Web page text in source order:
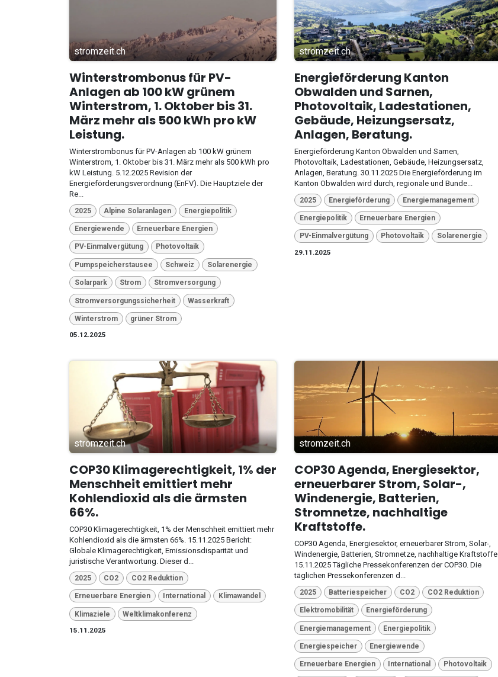
stromzeit.ch
Winterstrombonus für PV-
Anlagen ab 100 kW grünem
Winterstrom, 1. Oktober bis 31.
März mehr als 500 kWh pro kW
Leistung.
Winterstrombonus für PV-Anlagen ab 100 kW grünem
Winterstrom, 1. Oktober bis 31. März mehr als 500 kWh pro
kW Leistung. 5.12.2025 Revision der
Energieförderungsverordnung (EnFV). Die Hauptziele der
Re...
2025 Alpine Solaranlagen Energiepolitik
Energiewende Erneuerbare Energien
PV-Einmalvergütung Photovoltaik
Pumpspeicherstausee Schweiz Solarenergie
Solarpark Strom Stromversorgung
Stromversorgungssicherheit Wasserkraft
Winterstrom
grüner Strom
05.12.2025
stromzeit.ch
Energieförderung Kanton
Obwalden und Sarnen,
Photovoltaik, Ladestationen,
Gebäude, Heizungsersatz,
Anlagen, Beratung.
Energieförderung Kanton Obwalden und Sarnen,
Photovoltaik, Ladestationen, Gebäude, Heizungsersatz,
Anlagen, Beratung. 30.11.2025 Die Energieförderung im
Kanton Obwalden wird durch, regionale und Bunde...
2025 Energieförderung Energiemanagement
Energiepolitik Erneuerbare Energien
PV-Einmalvergütung Photovoltaik
Solarenergie
29.11.2025
stromzeit.ch
COP30 Klimagerechtigkeit, 1% der
Menschheit emittiert mehr
Kohlendioxid als die ärmsten
66%.
COP30 Klimagerechtigkeit, 1% der Menschheit emittiert mehr
Kohlendioxid als die ärmsten 66%. 15.11.2025 Bericht:
Globale Klimagerechtigkeit, Emissionsdisparität und
juristische Verantwortung. Dieser d...
2025 CO2 CO2 Reduktion
Erneuerbare Energien International Klimawandel
Klimaziele
Weltklimakonferenz
15.11.2025
stromzeit.ch
COP30 Agenda, Energiesektor,
erneuerbarer Strom, Solar-,
Windenergie, Batterien,
Stromnetze, nachhaltige
Kraftstoffe.
COP30 Agenda, Energiesektor, erneuerbarer Strom, Solar-,
Windenergie, Batterien, Stromnetze, nachhaltige Kraftstoffe.
15.11.2025 Tägliche Pressekonferenzen der COP30. Die
täglichen Pressekonferenzen d...
2025 Batteriespeicher CO2 CO2 Reduktion
Elektromobilität Energieförderung
Energiemanagement Energiepolitik
Energiespeicher Energiewende
Erneuerbare Energien International Photovoltaik